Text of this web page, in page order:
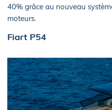
40% grâce au nouveau
moteurs.
Fiart P54